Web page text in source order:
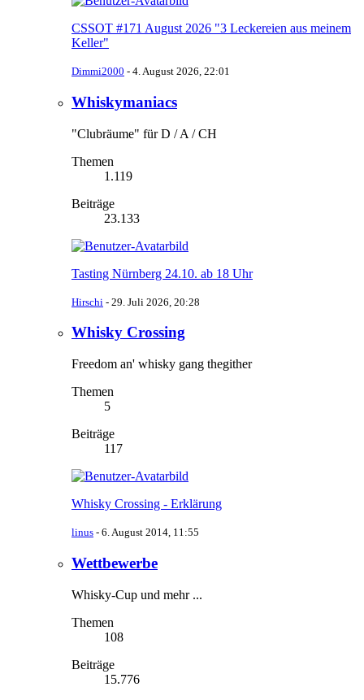
CSSOT #171 August 2026 "3 Leckereien aus meinem
Keller"
Dimmi2000 - 4. August 2026, 22:01
Whiskymaniacs
"Clubräume" für D / A / CH
Themen
1.119
Beiträge
23.133
Tasting Nürnberg 24.10. ab 18 Uhr
Hirschi - 29. Juli 2026, 20:28
Whisky Crossing
Freedom an' whisky gang thegither
Themen
5
Beiträge
117
Whisky Crossing - Erklärung
linus - 6. August 2014, 11:55
Wettbewerbe
Whisky-Cup und mehr ...
Themen
108
Beiträge
15.776